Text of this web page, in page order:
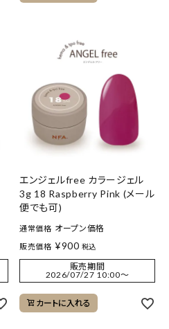
エンジェルfree カラージェル
3g 18 Raspberry Pink (メール
便でも可)
通常価格 オープン価格
販売価格 ¥900 税込
販売期間
2026/07/27 10:00〜
カートに入れる